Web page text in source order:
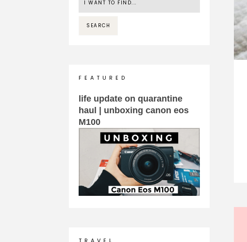
F E A T U R E D
life update on quarantine
haul | unboxing canon eos
M100